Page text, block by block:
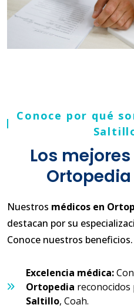
Conoce por qué
Los
Nuestros médicos en
destacan por su
Conoce nuestros beneficios.
Excelencia médica:
Ortopedia reconocidos
Saltillo, Coah.